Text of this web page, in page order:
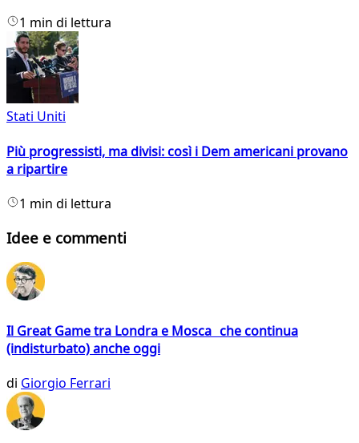
1 min di lettura
Stati Uniti
Più progressisti, ma divisi: così i Dem americani provano
a ripartire
1 min di lettura
Idee e commenti
Il Great Game tra Londra e Mosca che continua
(indisturbato) anche oggi
di Giorgio Ferrari